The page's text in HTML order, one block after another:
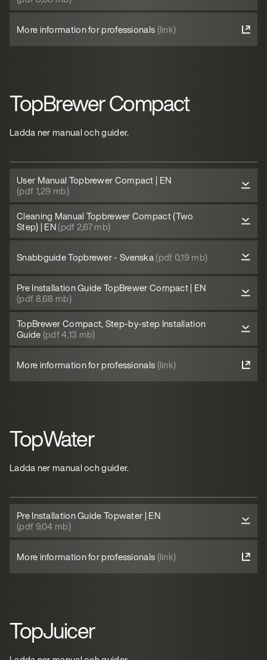
More information for professionals (link)
TopBrewer Compact
Ladda ner manual och guider.
User Manual Topbrewer Compact | EN
(pdf 1,29 mb)
Cleaning Manual Topbrewer Compact (Two
Step) | EN(pdf 2,67 mb)
Snabbguide Topbrewer - Svenska(pdf 0,19 mb)
Pre Installation Guide TopBrewer Compact | EN
(pdf 8,68 mb)
TopBrewer Compact, Step-by-step Installation
Guide (pdf 4,13 mb)
More information for professionals (link)
TopWater
Ladda ner manual och guider.
Pre Installation Guide Topwater | EN
(pdf 9,04 mb)
More information for professionals (link)
TopJuicer